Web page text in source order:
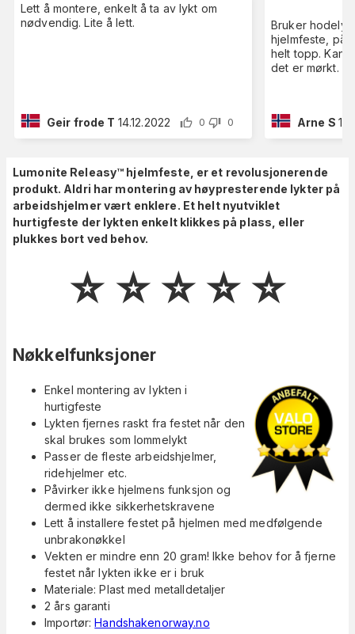
Lett å montere, enkelt å ta av lykt om
nødvendig. Lite å lett.
Geir frode T 14.12.2022 0 0
Bruker
hjelmfeste, på
helt topp. Kan
det er mørkt.
Arne S
Lumonite Releasy™ hjelmfeste, er et revolusjonerende
produkt. Aldri har montering av høypresterende lykter på
arbeidshjelmer vært enklere. Et helt nyutviklet
hurtigfeste der lykten enkelt klikkes på plass, eller
plukkes bort ved behov.
⭐️ ⭐️ ⭐️ ⭐️ ⭐️
Nøkkelfunksjoner
Enkel montering av lykten i
hurtigfeste
Lykten fjernes raskt fra festet når den
skal brukes som lommelykt
Passer de fleste arbeidshjelmer,
ridehjelmer etc.
Påvirker ikke hjelmens funksjon og
dermed ikke sikkerhetskravene
Lett å installere festet på hjelmen med medfølgende
unbrakonøkkel
Vekten er mindre enn 20 gram! Ikke behov for å fjerne
festet når lykten ikke er i bruk
Materiale: Plast med metalldetaljer
2 års garanti
Importør:Handshakenorway.no